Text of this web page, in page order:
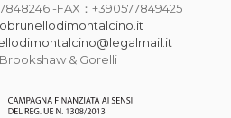
-FAX：+390577849425
& Gorelli